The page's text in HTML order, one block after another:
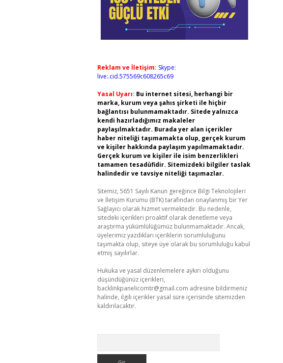
Reklam ve İletişim: Skype:
live:.cid.575569c608265c69
Yasal Uyarı: Bu internet sitesi, herhangi bir
marka, kurum veya şahıs şirketi ile hiçbir
bağlantısı bulunmamaktadır. Sitede yalnızca
kendi hazırladığımız makaleler
paylaşılmaktadır. Burada yer alan içerikler
haber niteliği taşımamakta olup, gerçek kurum
ve kişiler hakkında paylaşım yapılmamaktadır.
Gerçek kurum ve kişiler ile isim benzerlikleri
tamamen tesadüfidir. Sitemizdeki bilgiler taslak
halindedir ve tavsiye niteliği taşımazlar.
Sitemiz, 5651 Sayılı Kanun gereğince Bilgi Teknolojileri
ve İletişim Kurumu (BTK) tarafından onaylanmış bir Yer
Sağlayıcı olarak hizmet vermektedir. Bu nedenle,
sitedeki içerikleri proaktif olarak denetleme veya
araştırma yükümlülüğümüz bulunmamaktadır. Ancak,
üyelerimiz yazdıkları içeriklerin sorumluluğunu
taşımakta olup, siteye üye olarak bu sorumluluğu kabul
etmiş sayılırlar.
Hukuka ve yasal düzenlemelere aykırı olduğunu
düşündüğünüz içerikleri,
backlinkpanelicomtr@gmail.com adresine bildirmeniz
halinde, ilgili içerikler yasal süre içerisinde sitemizden
kaldırılacaktır.